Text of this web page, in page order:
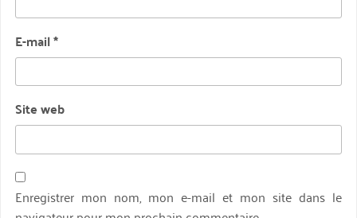
E-mail*
Site web
Enregistrer mon nom, mon e-mail et mon site dans le